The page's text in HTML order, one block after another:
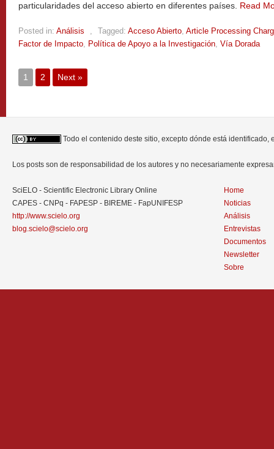
particularidades del acceso abierto en diferentes países. Read
Posted in: Análisis , Tagged: Acceso Abierto, Article Processing
Factor de Impacto, Política de Apoyo a la Investigación, Vía Dorada
1 2 Next »
Todo el contenido deste sitio, excepto dónde está identificado,
Los posts son de responsabilidad de los autores y no necesariamente
SciELO - Scientific Electronic Library Online
CAPES - CNPq - FAPESP - BIREME - FapUNIFESP
http://www.scielo.org
blog.scielo@scielo.org
Home
Noticias
Análisis
Entrevistas
Documentos
Newsletter
Sobre